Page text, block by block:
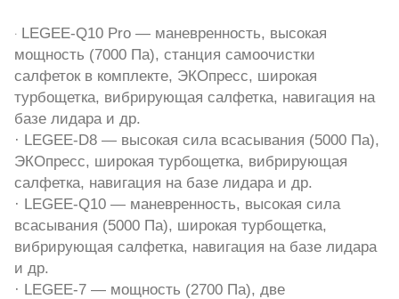
· LEGEE-Q10 Pro — маневренность, высокая
мощность (7000 Па), станция самоочистки
салфеток в комплекте, ЭКОпресс, широкая
турбощетка, вибрирующая салфетка, навигация на
базе лидара и др.
· LEGEE-D8 — высокая сила всасывания (5000 Па),
ЭКОпресс, широкая турбощетка, вибрирующая
салфетка, навигация на базе лидара и др.
· LEGEE-Q10 — маневренность, высокая сила
всасывания (5000 Па), широкая турбощетка,
вибрирующая салфетка, навигация на базе лидара
и др.
· LEGEE-7 — мощность (2700 Па), две